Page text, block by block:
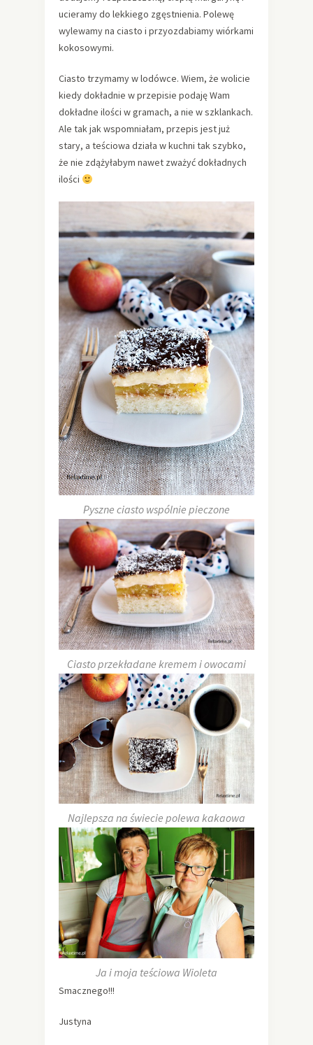
ucieramy do lekkiego zgęstnienia. Polewę
wylewamy na ciasto i przyozdabiamy wiórkami
kokosowymi.
Ciasto trzymamy w lodówce. Wiem, że wolicie
kiedy dokładnie w przepisie podaję Wam
dokładne ilości w gramach, a nie w szklankach.
Ale tak jak wspomniałam, przepis jest już
stary, a teściowa działa w kuchni tak szybko,
że nie zdążyłabym nawet zważyć dokładnych
ilości
Pyszne ciasto wspólnie pieczone
Ciasto przekładane kremem i owocami
Najlepsza na świecie polewa kakaowa
Ja i moja teściowa Wioleta
Smacznego!!!
Justyna